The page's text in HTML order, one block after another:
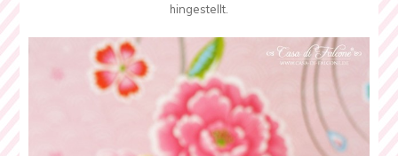
hingestellt.